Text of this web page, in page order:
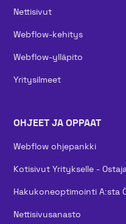
Nettisivut
Webflow-kehitys
Webflow-ylläpito
Yritysilmeet
OHJEET JA OPPAAT
Webflow ohjepankki
Kotisivut Yritykselle -
Hakukoneoptimointi A:sta
Nettisivusanasto